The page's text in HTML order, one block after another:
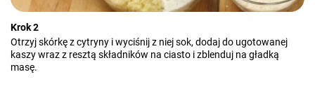
Krok 2
Otrzyj skórkę z cytryny i wyciśnij z niej sok, dodaj do ugotowanej
kaszy wraz z resztą składników na ciasto i zblenduj na gładką
masę.